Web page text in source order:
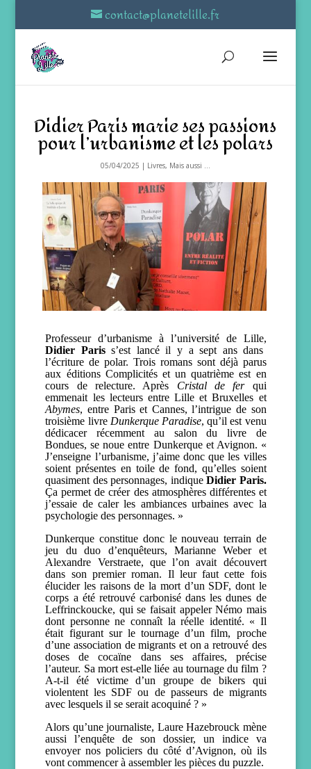
contact@planetelille.fr
Didier Paris marie ses passions
pour l’urbanisme et les polars
05/04/2025 | Livres, Mais aussi ...
Professeur d’urbanisme à l’université de Lille,
Didier Pariss’est lancé il y a sept ans dans
l’écriture de polar. Trois romans sont déjà parus
aux éditions Complicités et un quatrième est en
cours de relecture. Après Cristal de ferqui
emmenait les lecteurs entre Lille et Bruxelles et
Abymes, entre Paris et Cannes, l’intrigue de son
troisième livre Dunkerque Paradise, qu’il est venu
dédicacer récemment au salon du livre de
Bondues, se noue entre Dunkerque et Avignon. «
J’enseigne l’urbanisme, j’aime donc que les villes
soient présentes en toile de fond, qu’elles soient
quasiment des personnages, indiqueDidier Paris.
Ça permet de créer des atmosphères différentes et
j’essaie de caler les ambiances urbaines avec la
psychologie des personnages. »
Dunkerque constitue donc le nouveau terrain de
jeu du duo d’enquêteurs, Marianne Weber et
Alexandre Verstraete, que l’on avait découvert
dans son premier roman. Il leur faut cette fois
élucider les raisons de la mort d’un SDF, dont le
corps a été retrouvé carbonisé dans les dunes de
Leffrinckoucke, qui se faisait appeler Némo mais
dont personne ne connaît la réelle identité. « Il
était figurant sur le tournage d’un film, proche
d’une association de migrants et on a retrouvé des
doses de cocaïne dans ses affaires, précise
l’auteur. Sa mort est-elle liée au tournage du film ?
A-t-il été victime d’un groupe de bikers qui
violentent les SDF ou de passeurs de migrants
avec lesquels il se serait acoquiné ? »
Alors qu’une journaliste, Laure Hazebrouck mène
aussi l’enquête de son dossier, un indice va
envoyer nos policiers du côté d’Avignon, où ils
vont commencer à assembler les pièces du puzzle.